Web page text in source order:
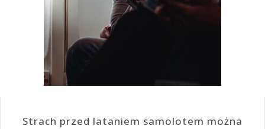
Strach przed lataniem samolotem można